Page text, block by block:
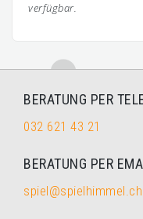
verfügbar.
BERATUNG PER
032 621 43 21
BERATUNG PER
spiel@spielhimmel.ch